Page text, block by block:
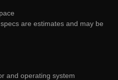
are estimates and may be
and operating system